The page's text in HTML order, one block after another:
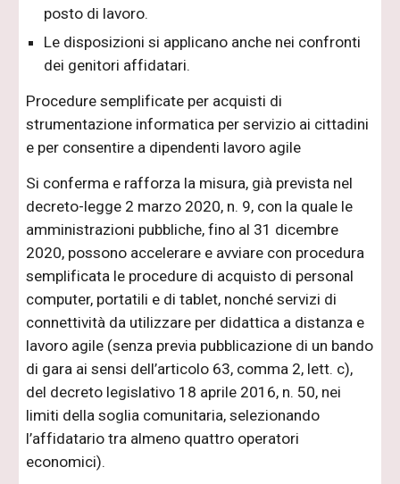
posto di lavoro.
Le disposizioni si applicano anche nei confronti
dei genitori affidatari.
Procedure semplificate per acquisti di
strumentazione informatica per servizio ai cittadini
e per consentire a dipendenti lavoro agile
Si conferma e rafforza la misura, già prevista nel
decreto-legge 2 marzo 2020, n. 9, con la quale le
amministrazioni pubbliche, fino al 31 dicembre
2020, possono accelerare e avviare con procedura
semplificata le procedure di acquisto di personal
computer, portatili e di tablet, nonché servizi di
connettività da utilizzare per didattica a distanza e
lavoro agile (senza previa pubblicazione di un bando
di gara ai sensi dell’articolo 63, comma 2, lett. c),
del decreto legislativo 18 aprile 2016, n. 50, nei
limiti della soglia comunitaria, selezionando
l’affidatario tra almeno quattro operatori
economici).